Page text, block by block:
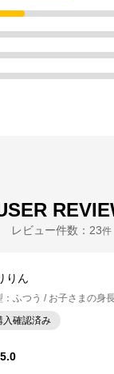
レビュー件数： 23件
りん
： ふつう お子さまの身
入確認済み
5.0